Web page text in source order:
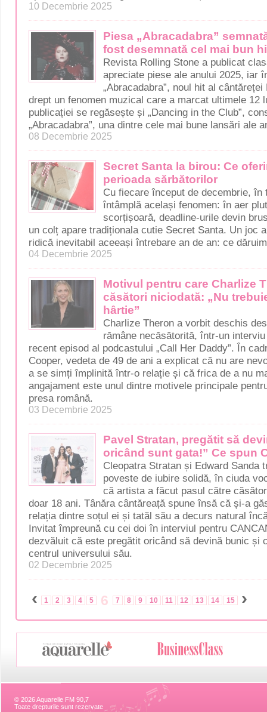
10 Decembrie 2025
Piesa „Abracadabra”
fost desemnată cel mai bun
Revista Rolling Stone a publicat
apreciate piese ale anului 2025, iar
„Abracadabra”, noul hit al
drept un fenomen muzical care a marcat ultimele 12
publicației se regăsește și „Dancing in the Club”,
„Abracadabra”, una dintre cele mai bune lansări ale
08 Decembrie 2025
Secret Santa la birou: Ce
perioada sărbătorilor
Cu fiecare început de decembrie, în
întâmplă același fenomen: în aer
scorțișoară, deadline-urile devin
un colț apare tradiționala cutie Secret Santa. Un joc
ridică inevitabil aceeași întrebare an de an: ce
04 Decembrie 2025
Motivul pentru care Charlize
căsători niciodată: „Nu
hârtie”
Charlize Theron a vorbit deschis
rămâne necăsătorită, într-un
recent episod al podcastului „Call Her Daddy”. În
Cooper, vedeta de 49 de ani a explicat că nu are
a se simți împlinită într-o relație și că frica de a nu
angajament este unul dintre motivele principale
presa română.
03 Decembrie 2025
Pavel Stratan, pregătit să
oricând sunt gata!” Ce spun
Cleopatra Stratan și Edward Sanda
poveste de iubire solidă, în ciuda
că artista a făcut pasul către
doar 18 ani. Tânăra cântăreață spune însă că și-a
relația dintre soțul ei și tatăl său a decurs natural
Invitat împreună cu cei doi în interviul pentru
dezvăluit că este pregătit oricând să devină bunic și
centrul universului său.
02 Decembrie 2025
‹ 1 2 3 4 5 6 7 8 9 10 11 12 13 14 15 ›
© 2026 Aquarelle FM 90,7
Toate drepturile sunt rezervate